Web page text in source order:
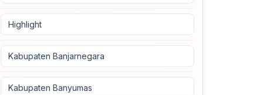
Highlight
Kabupaten Banjarnegara
Kabupaten Banyumas